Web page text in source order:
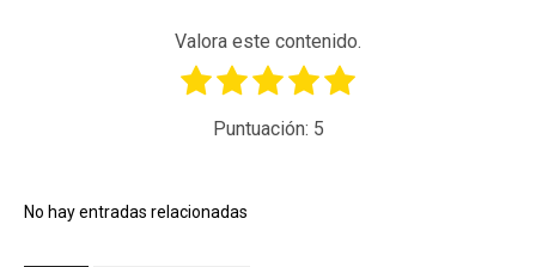
Valora este contenido.
Puntuación: 5
No hay entradas relacionadas